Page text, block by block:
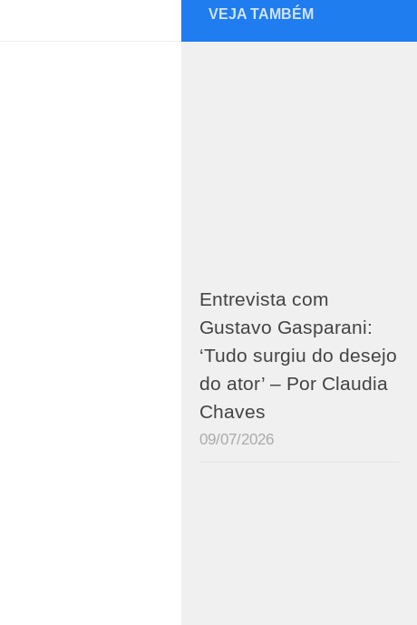
VEJA TAMBÉM
Entrevista com
Gustavo Gasparani:
‘Tudo surgiu do desejo
do ator’ – Por Claudia
Chaves
09/07/2026